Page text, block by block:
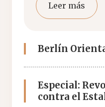
Leer más
Berlín
Especial:
contra el